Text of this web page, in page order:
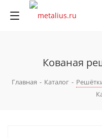
Кованая
Главная - Каталог -